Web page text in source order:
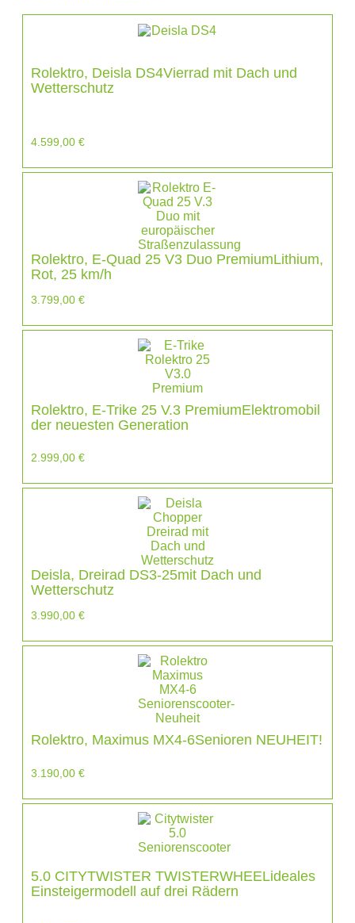
Rolektro, Deisla DS4Vierrad mit Dach und
Wetterschutz
4.599,00 €
Rolektro, E-Quad 25 V3 Duo PremiumLithium,
Rot, 25 km/h
3.799,00 €
Rolektro, E-Trike 25 V.3 PremiumElektromobil
der neuesten Generation
2.999,00 €
Deisla, Dreirad DS3-25mit Dach und
Wetterschutz
3.990,00 €
Rolektro, Maximus MX4-6Senioren NEUHEIT!
3.190,00 €
5.0 CITYTWISTER TWISTERWHEELideales
Einsteigermodell auf drei Rädern